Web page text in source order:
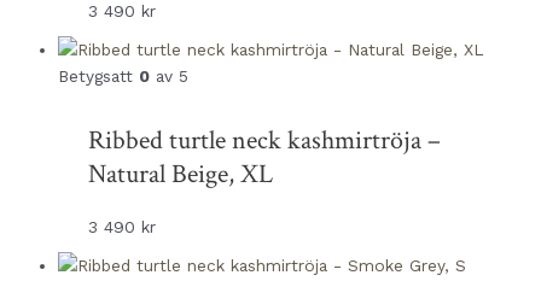
3 490 kr
Betygsatt 0 av 5
Ribbed turtle neck kashmirtröja –
Natural Beige, XL
3 490 kr